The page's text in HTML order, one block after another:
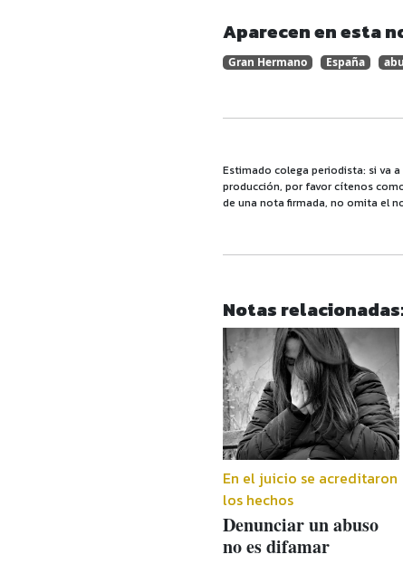
Aparecen en esta
Gran Hermano España
Estimado colega periodista: si va
producción, por favor cítenos
de una nota firmada, no omita el
Notas relacionadas:
En el juicio se acreditaron
los hechos
Denunciar un abuso
no es difamar